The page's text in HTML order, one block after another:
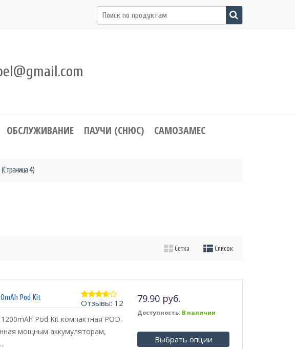
Поиск
по:
ОБСЛУЖИВАНИЕ ПАУЧИ (СНЮС) САМОЗАМЕС
(Страница 4)
Сетка Список
3.50
Отзывы: 12
Pod Kit
Pod Kit компактная POD-
мощным аккумуляторам,
79.90 руб.
Доступность: В наличии
Выбрать опции